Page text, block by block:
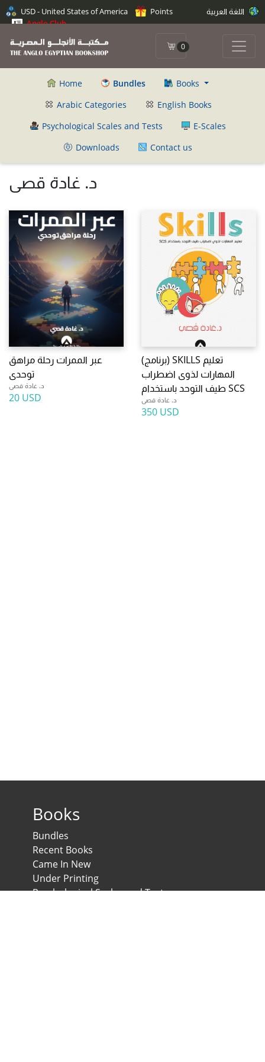
USD - United States of America
Points
Anglo Club
0
Home Bundles
Books
Arabic Categories
English Books
Psychological Scales and Tests
E-Scales
Downloads
Contact us
د. غادة قصى
عبر الممرات رحلة مراهق
توحدى
د. غادة قصى
20 USD
(برنامج) SKILLS تعليم
المهارات لذوى اضطراب
طيف التوحد باستخدام SCS
د. غادة قصى
350 USD
Books
Bundles
Recent Books
Came In New
Under Printing
Psychological Scales and Tests